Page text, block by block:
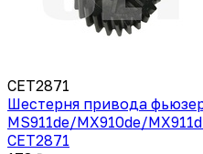
CET2871
Шестерня привода
MS911de/MX910de/
CET2871